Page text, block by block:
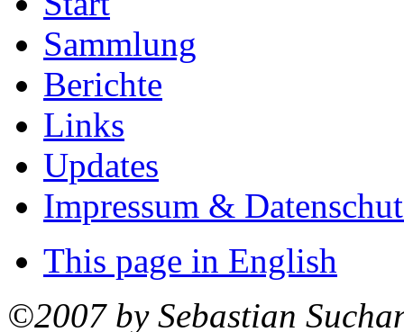
Sammlung
Berichte
Links
Updates
Impressum &
This page in English
©2007 by Sebastian